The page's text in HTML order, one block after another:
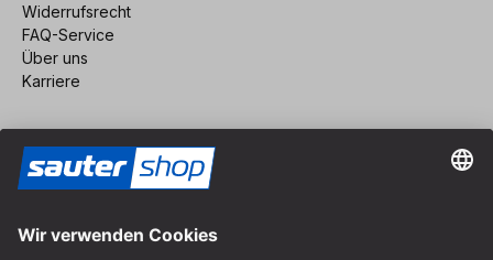
Widerrufsrecht
FAQ-Service
Über uns
Karriere